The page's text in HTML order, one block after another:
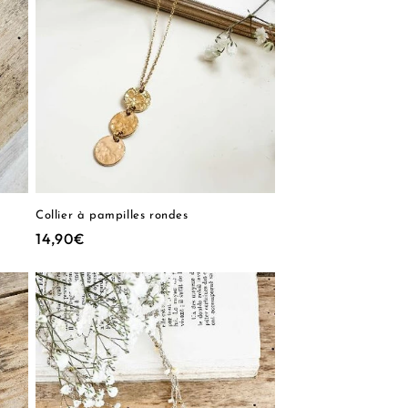
Collier à pampilles rondes
Prix
14,90€